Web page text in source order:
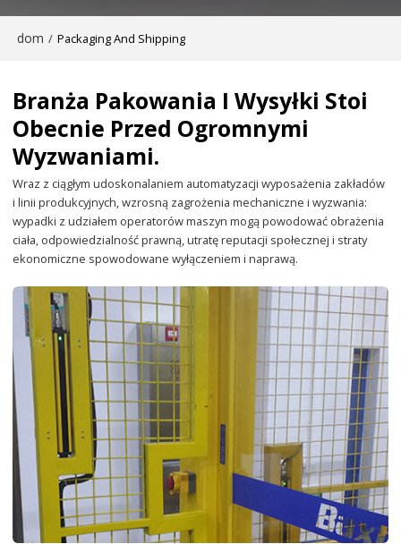
dom / Packaging And Shipping
Branża Pakowania I Wysyłki Stoi
Obecnie Przed Ogromnymi
Wyzwaniami.
Wraz z ciągłym udoskonalaniem automatyzacji wyposażenia zakładów
i linii produkcyjnych, wzrosną zagrożenia mechaniczne i wyzwania:
wypadki z udziałem operatorów maszyn mogą powodować obrażenia
ciała, odpowiedzialność prawną, utratę reputacji społecznej i straty
ekonomiczne spowodowane wyłączeniem i naprawą.